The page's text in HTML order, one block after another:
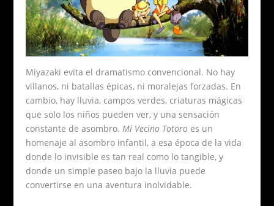
Miyazaki evita el dramatismo convencional. No hay
villanos, ni batallas épicas, ni moralejas forzadas. En
cambio, hay lluvia, campos verdes, criaturas mágicas
que solo los niños pueden ver, y una sensación
constante de asombro. Mi Vecino Totoro es un
homenaje al asombro infantil, a esa época de la vida
donde lo invisible es tan real como lo tangible, y
donde un simple paseo bajo la lluvia puede
convertirse en una aventura inolvidable.